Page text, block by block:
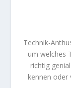
Technik-
um welches
richtig
kennen oder